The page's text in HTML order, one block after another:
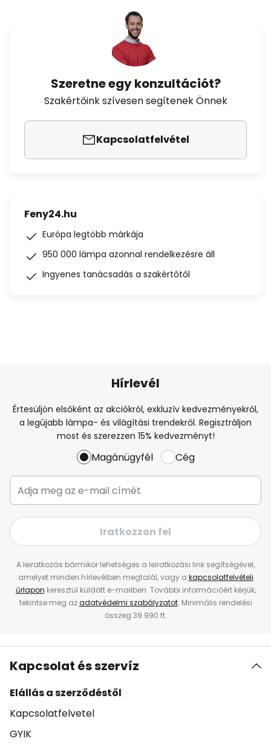
Szeretne egy konzultációt?
Szakértőink szívesen segítenek Önnek
Kapcsolatfelvétel
Feny24.hu
Európa legtöbb márkája
950 000 lámpa azonnal rendelkezésre áll
Ingyenes tanácsadás a szakértőtől
Hírlevél
Értesüljön elsőként az akciókról, exkluzív kedvezményekről,
a legújabb lámpa- és világítási trendekről. Regisztráljon
most és szerezzen 15% kedvezményt!
Magánügyfél Cég
Iratkozzon fel
A leiratkozás bármikor lehetséges a leiratkozási link segítségével,
amelyet minden hírlevélben megtalál, vagy a kapcsolatfelvételi
űrlapon keresztül küldött e-mailben. További információért kérjük,
tekintse meg azadatvédelmi szabályzatot. Minimális rendelési
összeg 39 990 ft.
Kapcsolat és szervíz
Elállás a szerződéstől
Kapcsolatfelvetel
GYIK